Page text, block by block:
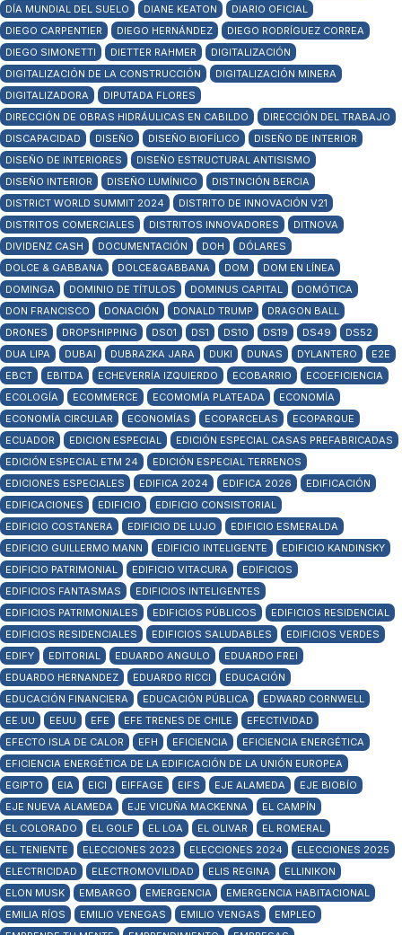
DÍA MUNDIAL DEL SUELO
DIANE KEATON
DIARIO OFICIAL
DIEGO CARPENTIER
DIEGO HERNÁNDEZ
DIEGO RODRÍGUEZ CORREA
DIEGO SIMONETTI
DIETTER RAHMER
DIGITALIZACIÓN
DIGITALIZACIÓN DE LA CONSTRUCCIÓN
DIGITALIZACIÓN MINERA
DIGITALIZADORA
DIPUTADA FLORES
DIRECCIÓN DE OBRAS HIDRÁULICAS EN CABILDO
DIRECCIÓN DEL TRABAJO
DISCAPACIDAD
DISEÑO DISEÑO BIOFÍLICO
DISEÑO DE INTERIOR
DISEÑO DE INTERIORES
DISEÑO ESTRUCTURAL ANTISISMO
DISEÑO INTERIOR
DISEÑO LUMÍNICO
DISTINCIÓN BERCIA
DISTRICT WORLD SUMMIT 2024
DISTRITO DE INNOVACIÓN V21
DISTRITOS COMERCIALES
DISTRITOS INNOVADORES
DITNOVA
DIVIDENZ CASH
DOCUMENTACIÓN DOH
DÓLARES
DOLCE & GABBANA
DOLCE&GABBANA DOM
DOM EN LÍNEA
DOMINGA
DOMINIO DE TÍTULOS DOMINUS CAPITAL
DOMÓTICA
DON FRANCISCO
DONACIÓN DONALD TRUMP
DRAGON BALL
DRONES
DROPSHIPPING DS01 DS1 DS10 DS19 DS49
DS52
DUA LIPA
DUBAI DUBRAZKA JARA DUKI DUNAS DYLANTERO
E2E
EBCT
EBITDA ECHEVERRÍA IZQUIERDO ECOBARRIO
ECOEFICIENCIA
ECOLOGÍA
ECOMMERCE ECOMOMÍA PLATEADA
ECONOMÍA
ECONOMÍA CIRCULAR
ECONOMÍAS ECOPARCELAS
ECOPARQUE
ECUADOR
EDICION ESPECIAL
EDICIÓN ESPECIAL CASAS PREFABRICADAS
EDICIÓN ESPECIAL ETM 24
EDICIÓN ESPECIAL TERRENOS
EDICIONES ESPECIALES
EDIFICA 2024 EDIFICA 2026
EDIFICACIÓN
EDIFICACIONES
EDIFICIO
EDIFICIO CONSISTORIAL
EDIFICIO COSTANERA
EDIFICIO DE LUJO
EDIFICIO ESMERALDA
EDIFICIO GUILLERMO MANN
EDIFICIO INTELIGENTE
EDIFICIO KANDINSKY
EDIFICIO PATRIMONIAL
EDIFICIO VITACURA
EDIFICIOS
EDIFICIOS FANTASMAS
EDIFICIOS INTELIGENTES
EDIFICIOS PATRIMONIALES
EDIFICIOS PÚBLICOS
EDIFICIOS RESIDENCIAL
EDIFICIOS RESIDENCIALES
EDIFICIOS SALUDABLES
EDIFICIOS VERDES
EDIFY
EDITORIAL EDUARDO ANGULO
EDUARDO FREI
EDUARDO HERNANDEZ
EDUARDO RICCI
EDUCACIÓN
EDUCACIÓN FINANCIERA
EDUCACIÓN PÚBLICA
EDWARD CORNWELL
EE.UU
EEUU EFE EFE TRENES DE CHILE
EFECTIVIDAD
EFECTO ISLA DE CALOR
EFH EFICIENCIA
EFICIENCIA ENERGÉTICA
EFICIENCIA ENERGÉTICA DE LA EDIFICACIÓN DE LA UNIÓN EUROPEA
EGIPTO
EIA EICI EIFFAGE EIFS EJE ALAMEDA
EJE BIOBÍO
EJE NUEVA ALAMEDA
EJE VICUÑA MACKENNA
EL CAMPÍN
EL COLORADO
EL GOLF EL LOA EL OLIVAR
EL ROMERAL
EL TENIENTE
ELECCIONES 2023 ELECCIONES 2024
ELECCIONES 2025
ELECTRICIDAD
ELECTROMOVILIDAD ELIS REGINA
ELLINIKON
ELON MUSK
EMBARGO EMERGENCIA
EMERGENCIA HABITACIONAL
EMILIA RÍOS
EMILIO VENEGAS EMILIO VENGAS
EMPLEO